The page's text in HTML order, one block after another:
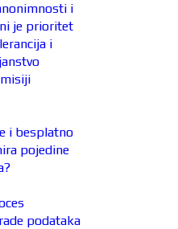
i
je prioritet
i
i besplatno
pojedine
podataka